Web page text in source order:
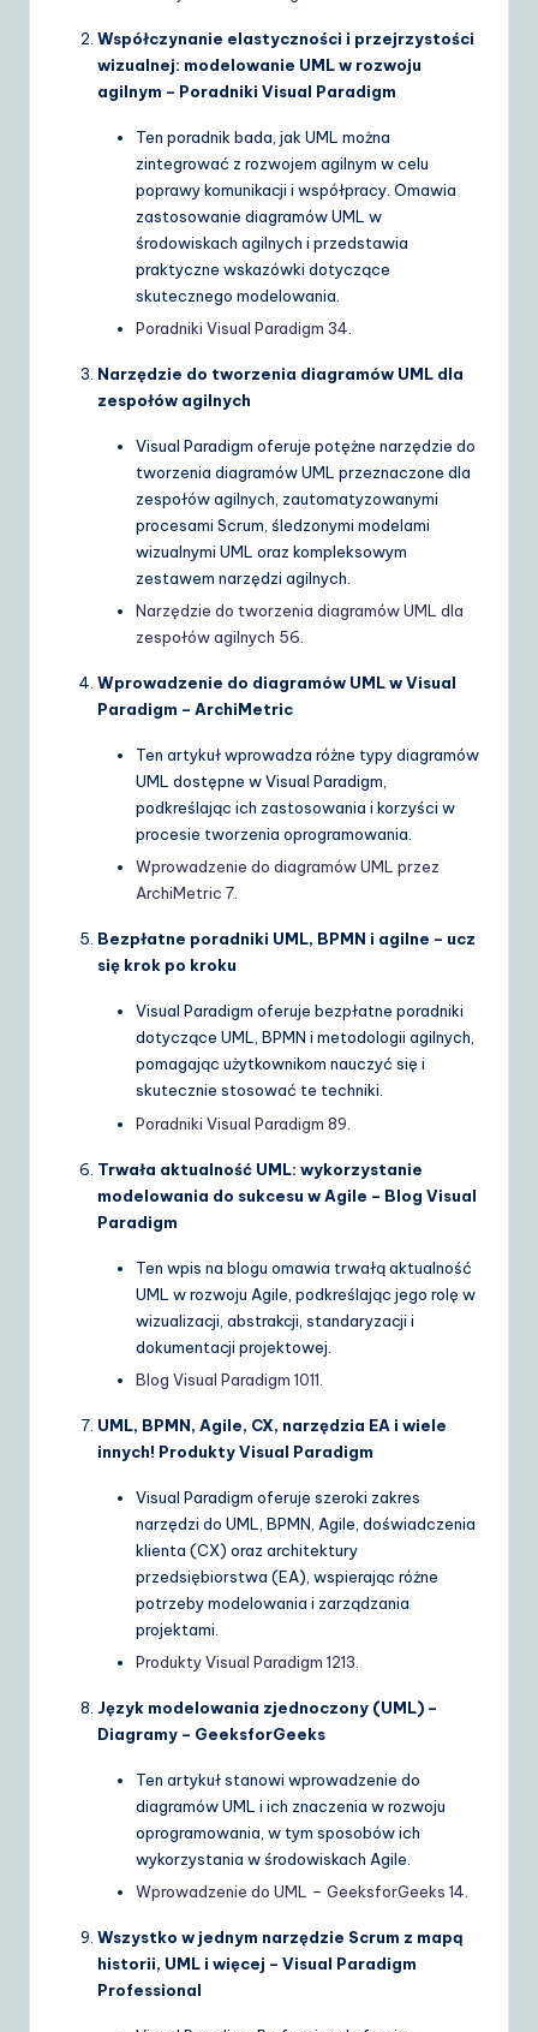
Współczynanie elastyczności i przejrzystości
wizualnej: modelowanie UML w rozwoju
agilnym – Poradniki Visual Paradigm
Ten poradnik bada, jak UML można
zintegrować z rozwojem agilnym w celu
poprawy komunikacji i współpracy. Omawia
zastosowanie diagramów UML w
środowiskach agilnych i przedstawia
praktyczne wskazówki dotyczące
skutecznego modelowania.
Poradniki Visual Paradigm 34
Narzędzie do tworzenia diagramów UML dla
zespołów agilnych
Visual Paradigm oferuje potężne narzędzie do
tworzenia diagramów UML przeznaczone dla
zespołów agilnych, zautomatyzowanymi
procesami Scrum, śledzonymi modelami
wizualnymi UML oraz kompleksowym
zestawem narzędzi agilnych.
Narzędzie do tworzenia diagramów UML dla
zespołów agilnych 56.
Wprowadzenie do diagramów UML w Visual
Paradigm – ArchiMetric
Ten artykuł wprowadza różne typy diagramów
UML dostępne w Visual Paradigm,
podkreślając ich zastosowania i korzyści w
procesie tworzenia oprogramowania.
Wprowadzenie do diagramów UML przez
ArchiMetric 7.
Bezpłatne poradniki UML, BPMN i agilne – ucz
się krok po kroku
Visual Paradigm oferuje bezpłatne poradniki
dotyczące UML, BPMN i metodologii agilnych,
pomagając użytkownikom nauczyć się i
skutecznie stosować te techniki.
Poradniki Visual Paradigm 89
Trwała aktualność UML: wykorzystanie
modelowania do sukcesu w Agile – Blog Visual
Paradigm
Ten wpis na blogu omawia trwałą aktualność
UML w rozwoju Agile, podkreślając jego rolę w
wizualizacji, abstrakcji, standaryzacji i
dokumentacji projektowej.
Blog Visual Paradigm 1011
UML, BPMN, Agile, CX, narzędzia EA i wiele
innych! Produkty Visual Paradigm
Visual Paradigm oferuje szeroki zakres
narzędzi do UML, BPMN, Agile, doświadczenia
klienta (CX) oraz architektury
przedsiębiorstwa (EA), wspierając różne
potrzeby modelowania i zarządzania
projektami.
Produkty Visual Paradigm 1213
Język modelowania zjednoczony (UML) –
Diagramy – GeeksforGeeks
Ten artykuł stanowi wprowadzenie do
diagramów UML i ich znaczenia w rozwoju
oprogramowania, w tym sposobów ich
wykorzystania w środowiskach Agile.
Wprowadzenie do UML – GeeksforGeeks 14
Wszystko w jednym narzędzie Scrum z mapą
historii, UML i więcej – Visual Paradigm
Professional